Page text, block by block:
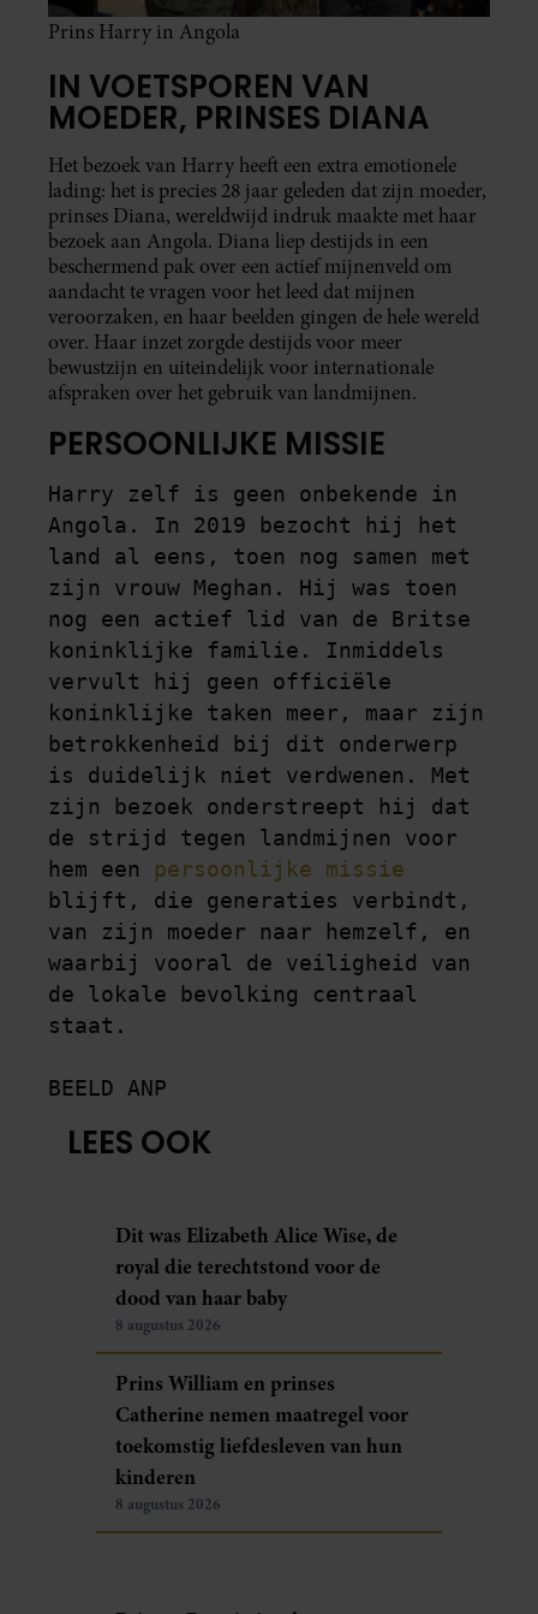
Prins Harry in Angola
IN VOETSPOREN VAN
MOEDER, PRINSES DIANA
Het bezoek van Harry heeft een extra emotionele
lading: het is precies 28 jaar geleden dat zijn moeder,
prinses Diana, wereldwijd indruk maakte met haar
bezoek aan Angola. Diana liep destijds in een
beschermend pak over een actief mijnenveld om
aandacht te vragen voor het leed dat mijnen
veroorzaken, en haar beelden gingen de hele wereld
over. Haar inzet zorgde destijds voor meer
bewustzijn en uiteindelijk voor internationale
afspraken over het gebruik van landmijnen.
PERSOONLIJKE MISSIE
Harry zelf is geen onbekende in
Angola. In 2019 bezocht hij het
land al eens, toen nog samen met
zijn vrouw Meghan. Hij was toen
nog een actief lid van de Britse
koninklijke familie. Inmiddels
vervult hij geen officiële
koninklijke taken meer, maar zijn
betrokkenheid bij dit onderwerp
is duidelijk niet verdwenen. Met
zijn bezoek onderstreept hij dat
de strijd tegen landmijnen voor
hem een persoonlijke missie
blijft, die generaties verbindt,
van zijn moeder naar hemzelf, en
waarbij vooral de veiligheid van
de lokale bevolking centraal
staat.
LEES OOK
Dit was Elizabeth Alice Wise, de
royal die terechtstond voor de
dood van haar baby
8 augustus 2026
Prins William en prinses
Catherine nemen maatregel voor
toekomstig liefdesleven van hun
kinderen
8 augustus 2026